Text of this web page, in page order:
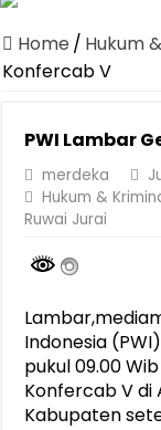
Home / Hukum
Konfercab V
PWI Lambar
merdeka
Hukum &
Ruwai Jurai
Indonesia
pukul 09.00
Konfercab V di
Kabupaten